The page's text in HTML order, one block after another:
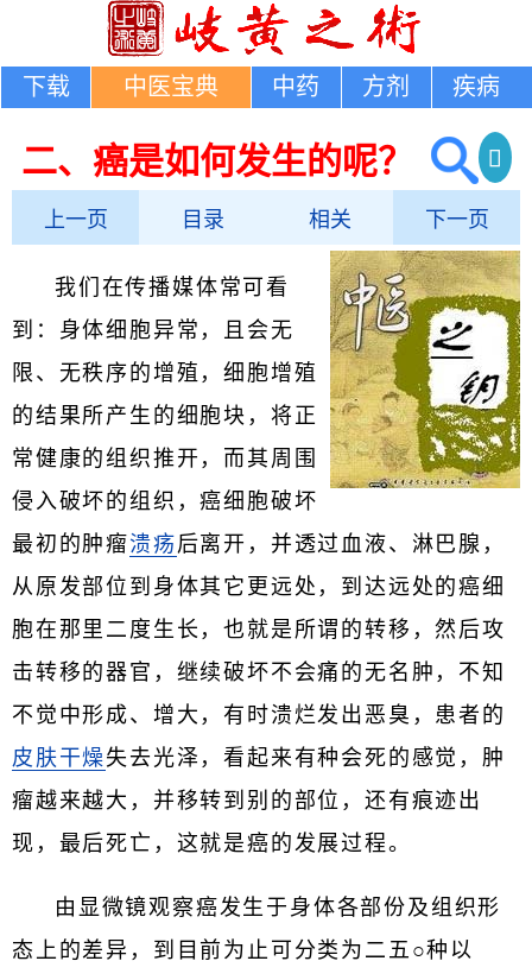
下载 中医宝典 中药 方剂 疾病
二、癌是如何发生的呢？
上一页 目录 相关 下一页
我们在传播媒体常可看
到：身体细胞异常，且会无
限、无秩序的增殖，细胞增殖
的结果所产生的细胞块，将正
常健康的组织推开，而其周围
侵入破坏的组织，癌细胞破坏
最初的肿瘤 溃疡后离开，并透过血液、淋巴腺，
从原发部位到身体其它更远处，到达远处的癌细
胞在那里二度生长，也就是所谓的转移，然后攻
击转移的器官，继续破坏不会痛的无名肿，不知
不觉中形成、增大，有时溃烂发出恶臭，患者的
皮肤干燥失去光泽，看起来有种会死的感觉，肿
瘤越来越大，并移转到别的部位，还有痕迹出
现，最后死亡，这就是癌的发展过程。
由显微镜观察癌发生于身体各部份及组织形
态上的差异，到目前为止可分类为二五○种以